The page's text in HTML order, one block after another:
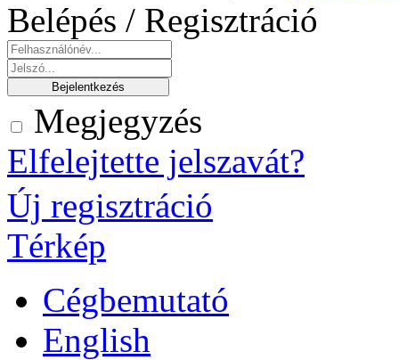
Belépés / Regisztráció
Megjegyzés
Elfelejtette jelszavát?
Új regisztráció
Térkép
Cégbemutató
English